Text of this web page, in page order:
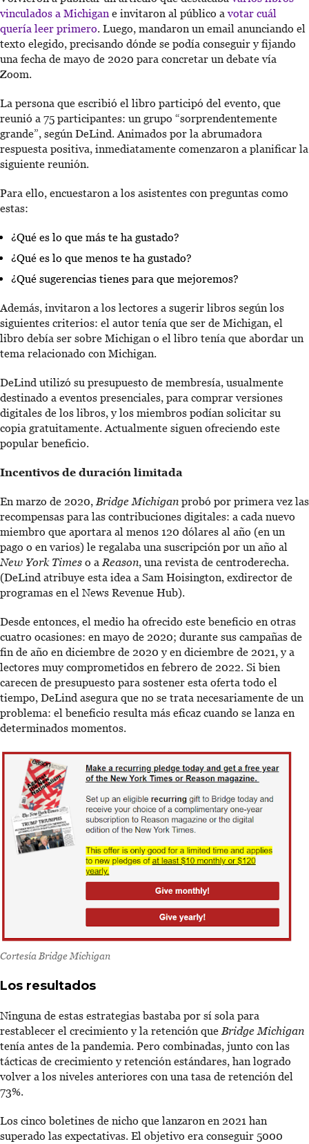
vinculados a Michigan e invitaron al público avotar cuál
quería leer primero. Luego, mandaron un email anunciando el
texto elegido, precisando dónde se podía conseguir y fijando
una fecha de mayo de 2020 para concretar un debate vía
Zoom.
La persona que escribió el libro participó del evento, que
reunió a 75 participantes: un grupo “sorprendentemente
grande”, según DeLind. Animados por la abrumadora
respuesta positiva, inmediatamente comenzaron a planificar la
siguiente reunión.
Para ello, encuestaron a los asistentes con preguntas como
estas:
¿Qué es lo que más te ha gustado?
¿Qué es lo que menos te ha gustado?
¿Qué sugerencias tienes para que mejoremos?
Además, invitaron a los lectores a sugerir libros según los
siguientes criterios: el autor tenía que ser de Michigan, el
libro debía ser sobre Michigan o el libro tenía que abordar un
tema relacionado con Michigan.
DeLind utilizó su presupuesto de membresía, usualmente
destinado a eventos presenciales, para comprar versiones
digitales de los libros, y los miembros podían solicitar su
copia gratuitamente. Actualmente siguen ofreciendo este
popular beneficio.
Incentivos de duración limitada
En marzo de 2020,Bridge Michigan probó por primera vez las
recompensas para las contribuciones digitales: a cada nuevo
miembro que aportara al menos 120 dólares al año (en un
pago o en varios) le regalaba una suscripción por un año al
New York Times o aReason, una revista de centroderecha.
(DeLind atribuye esta idea a Sam Hoisington, exdirector de
programas en el News Revenue Hub).
Desde entonces, el medio ha ofrecido este beneficio en otras
cuatro ocasiones: en mayo de 2020; durante sus campañas de
fin de año en diciembre de 2020 y en diciembre de 2021, y a
lectores muy comprometidos en febrero de 2022. Si bien
carecen de presupuesto para sostener esta oferta todo el
tiempo, DeLind asegura que no se trata necesariamente de un
problema: el beneficio resulta más eficaz cuando se lanza en
determinados momentos.
Cortesía Bridge Michigan
Los resultados
Ninguna de estas estrategias bastaba por sí sola para
restablecer el crecimiento y la retención queBridge Michigan
tenía antes de la pandemia. Pero combinadas, junto con las
tácticas de crecimiento y retención estándares, han logrado
volver a los niveles anteriores con una tasa de retención del
73%.
Los cinco boletines de nicho que lanzaron en 2021 han
superado las expectativas. El objetivo era conseguir 5000